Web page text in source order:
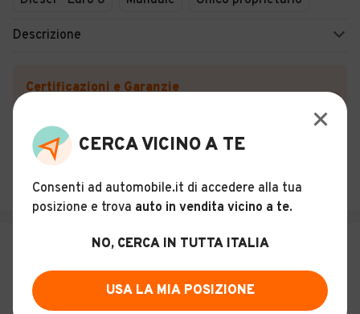
Descrizione
Certificazioni e Garanzie
CAR SISTEM DI RITONDALE SAVERIO
Grisolia (CS)
17
€ 7.500
Peugeot Boxer FURGONI LUNGO
CERCA VICINO A TE
Consenti ad automobile.it di accedere alla tua
posizione e trova auto in vendita vicino a te.
NO, CERCA IN TUTTA ITALIA
USA LA MIA POSIZIONE